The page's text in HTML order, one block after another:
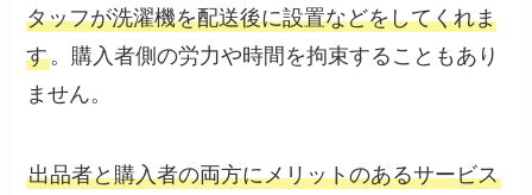
タッフが洗濯機を配送後に設置などをしてくれま
す。購入者側の労力や時間を拘束することもあり
ません。
出品者と購入者の両方にメリットのあるサービス